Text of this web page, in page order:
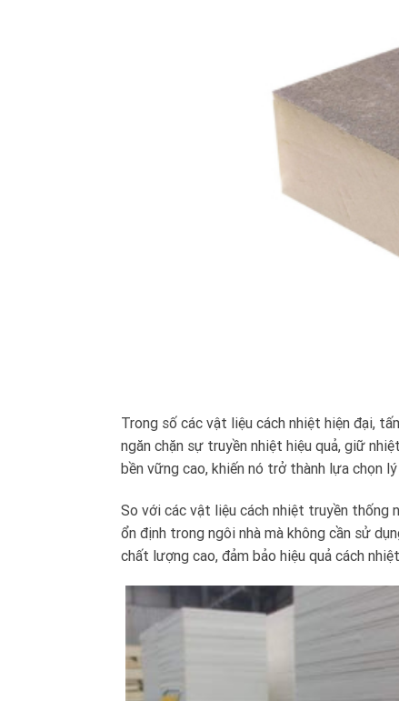
Trong số các vật liệu cách nhiệt hiện đại,
ngăn chặn sự truyền nhiệt hiệu quả, giữ
bền vững cao, khiến nó trở thành lựa chọn
So với các vật liệu cách nhiệt truyền thống
ổn định trong ngôi nhà mà không cần sử
chất lượng cao, đảm bảo hiệu quả cách